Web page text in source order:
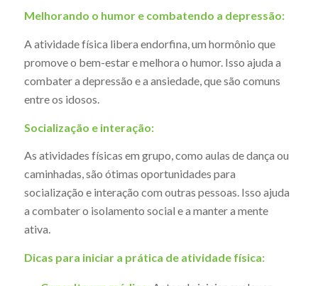
Melhorando o humor e combatendo a depressão:
A atividade física libera endorfina, um hormônio que
promove o bem-estar e melhora o humor. Isso ajuda a
combater a depressão e a ansiedade, que são comuns
entre os idosos.
Socialização e interação:
As atividades físicas em grupo, como aulas de dança ou
caminhadas, são ótimas oportunidades para
socialização e interação com outras pessoas. Isso ajuda
a combater o isolamento social e a manter a mente
ativa.
Dicas para iniciar a prática de atividade física: